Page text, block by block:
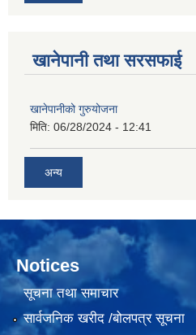
खानेपानी तथा सरसफाई
खानेपानीको गुरुयोजना
मिति: 06/28/2024 - 12:41
अन्य
Notices
सूचना तथा समाचार
सार्वजनिक खरीद /बोलपत्र सूचना